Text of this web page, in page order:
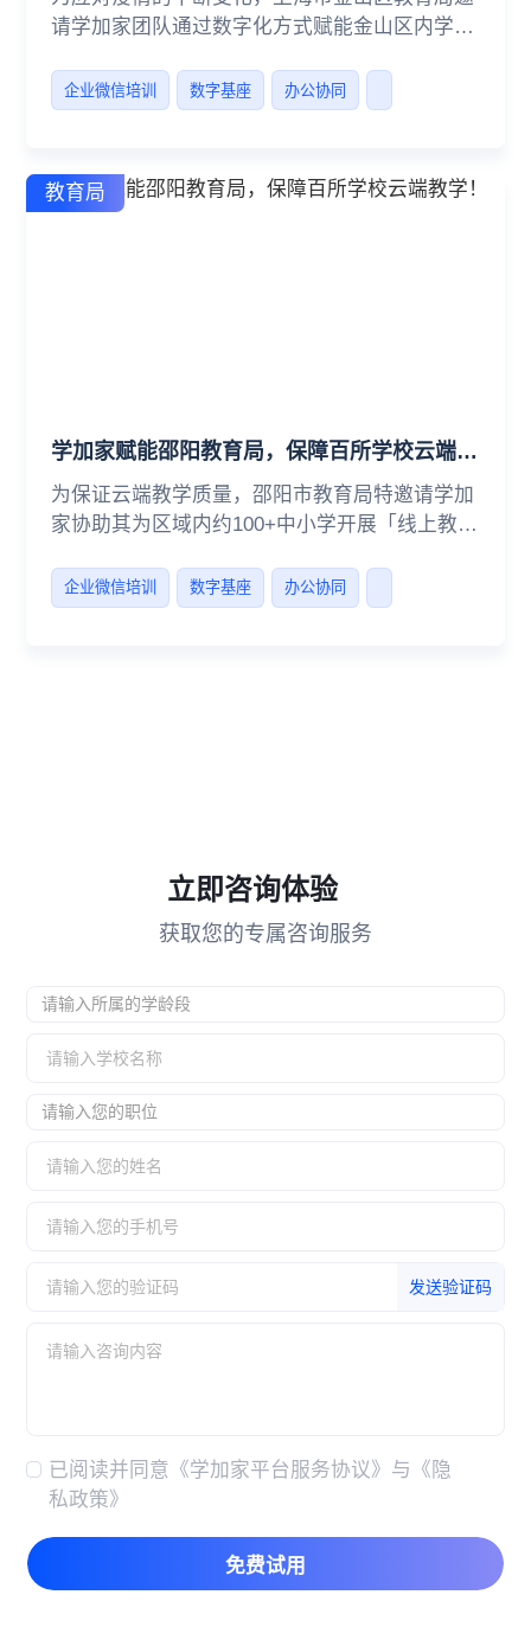
请学加家团队通过数字化方式赋能金山区内学校
企业微信培训 数字基座 办公协同
教育局
学加家赋能邵阳教育局，保障百所学校云端教学！
为保证云端教学质量，邵阳市教育局特邀请学加
家协助其为区域内约100+中小学开展「线上教学
企业微信培训 数字基座 办公协同
立即咨询体验
获取您的专属咨询服务
请输入所属的学龄段
请输入您的职位
发送验证码
已阅读并同意 《学加家平台服务协议》 与 《隐
私政策》
免费试用